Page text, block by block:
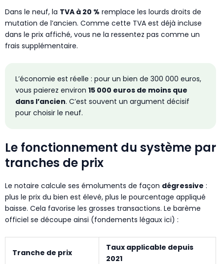
Dans le neuf, la TVA à 20 % remplace les lourds droits de
mutation de l’ancien. Comme cette TVA est déjà incluse
dans le prix affiché, vous ne la ressentez pas comme un
frais supplémentaire.
L’économie est réelle : pour un bien de 300 000 euros,
vous paierez environ 15 000 euros de moins que
dans l’ancien. C’est souvent un argument décisif
pour choisir le neuf.
Le fonctionnement du système par
tranches de prix
Le notaire calcule ses émoluments de façon dégressive :
plus le prix du bien est élevé, plus le pourcentage appliqué
baisse. Cela favorise les grosses transactions. Le barème
officiel se découpe ainsi (fondements légaux ici) :
Tranche de prix
Taux applicable depuis
2021